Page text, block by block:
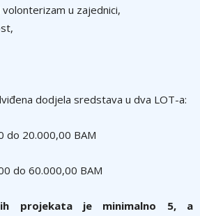
u zajednici,
dodjela sredstava u dva LOT-a:
do 20.000,00 BAM
do 60.000,00 BAM
projekata je
minimalno 5, a